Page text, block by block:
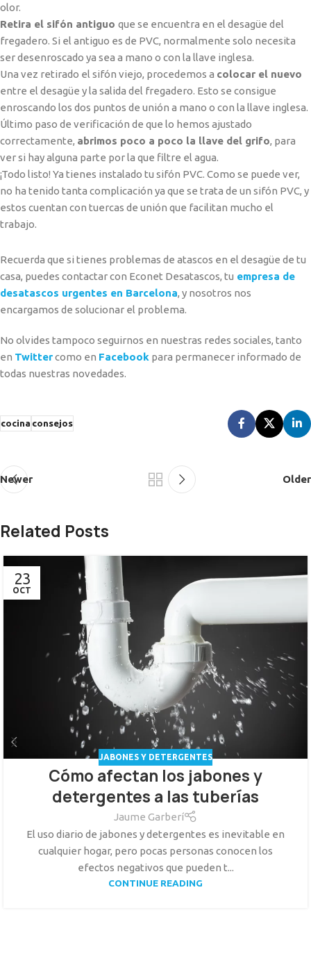
olor.
Retira el sifón antiguo que se encuentra en el desagüe del
fregadero. Si el antiguo es de PVC, normalmente solo necesita
ser desenroscado ya sea a mano o con la llave inglesa.
Una vez retirado el sifón viejo, procedemos a colocar el nuevo
entre el desagüe y la salida del fregadero. Esto se consigue
enroscando los dos puntos de unión a mano o con la llave inglesa.
Último paso de verificación de que lo hemos ajustado
correctamente, abrimos poco a poco la llave del grifo, para
ver si hay alguna parte por la que filtre el agua.
¡Todo listo! Ya tienes instalado tu sifón PVC. Como se puede ver,
no ha tenido tanta complicación ya que se trata de un sifón PVC, y
estos cuentan con tuercas de unión que facilitan mucho el
trabajo.
Recuerda que si tienes problemas de atascos en el desagüe de tu
casa, puedes contactar con Econet Desatascos, tu empresa de
desatascos urgentes en Barcelona, y nosotros nos
encargamos de solucionar el problema.
No olvides tampoco seguirnos en nuestras redes sociales, tanto
en Twittercomo en Facebook para permanecer informado de
todas nuestras novedades.
cocinaconsejos
Newer Older
Related Posts
23
OCT
JABONES Y DETERGENTES
Cómo afectan los jabones y
detergentes a las tuberías
Jaume Garberí
El uso diario de jabones y detergentes es inevitable en
cualquier hogar, pero pocas personas conocen los
efectos negativos que pueden t...
CONTINUE READING